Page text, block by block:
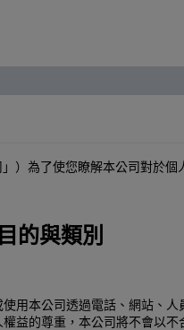
）為了使您瞭解本公司對於
的與類別
用本公司透過電話、網站、
益的尊重，本公司將不會以